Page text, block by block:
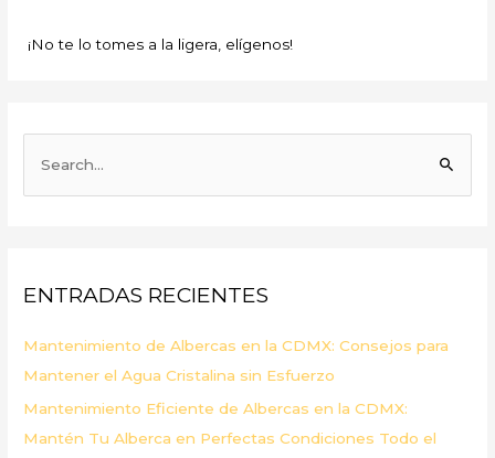
¡No te lo tomes a la ligera, elígenos!
r
o
r
:
ENTRADAS RECIENTES
Mantenimiento de Albercas en la CDMX: Consejos para
Mantener el Agua Cristalina sin Esfuerzo
Mantenimiento Eficiente de Albercas en la CDMX:
Mantén Tu Alberca en Perfectas Condiciones Todo el